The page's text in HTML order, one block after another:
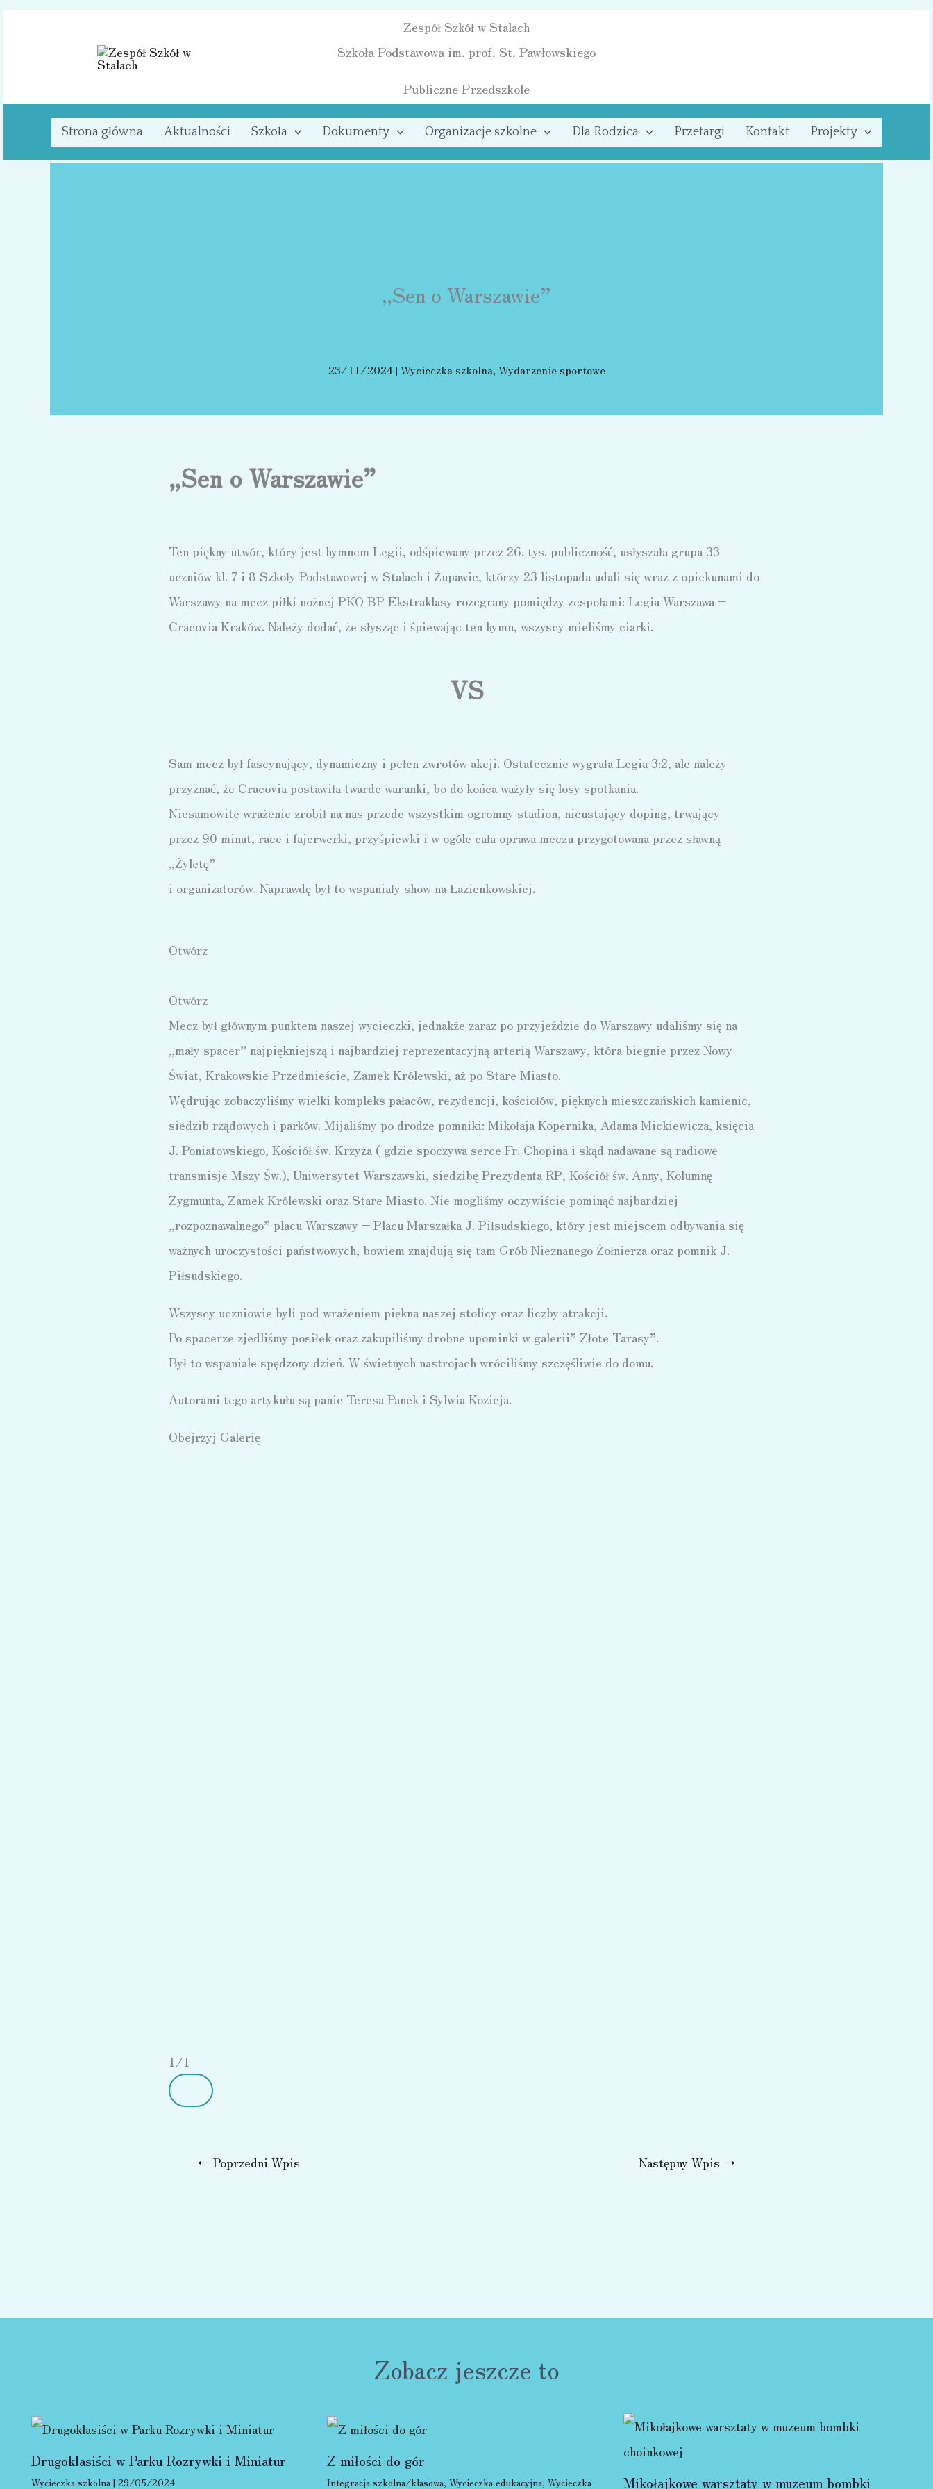
Zespół Szkół w Stalach
Szkoła Podstawowa im. prof. St. Pawłowskiego
Publiczne Przedszkole
Strona główna Aktualności Szkoła Dokumenty Organizacje szkolne Dla Rodzica Przetargi Kontakt Projekty
„Sen o Warszawie”
23/11/2024 | Wycieczka szkolna,Wydarzenie sportowe
„Sen o Warszawie”
Ten piękny utwór, który jest hymnem Legii, odśpiewany przez 26. tys. publiczność, usłyszała grupa 33
uczniów kl. 7 i 8 Szkoły Podstawowej w Stalach i Żupawie, którzy 23 listopada udali się wraz z opiekunami do
Warszawy na mecz piłki nożnej PKO BP Ekstraklasy rozegrany pomiędzy zespołami: Legia Warszawa –
Cracovia Kraków. Należy dodać, że słysząc i śpiewając ten hymn, wszyscy mieliśmy ciarki.
VS
Sam mecz był fascynujący, dynamiczny i pełen zwrotów akcji. Ostatecznie wygrała Legia 3:2, ale należy
przyznać, że Cracovia postawiła twarde warunki, bo do końca ważyły się losy spotkania.
Niesamowite wrażenie zrobił na nas przede wszystkim ogromny stadion, nieustający doping, trwający
przez 90 minut, race i fajerwerki, przyśpiewki i w ogóle cała oprawa meczu przygotowana przez sławną
„Żyletę”
i organizatorów. Naprawdę był to wspaniały show na Łazienkowskiej.
Otwórz
Otwórz
Mecz był głównym punktem naszej wycieczki, jednakże zaraz po przyjeździe do Warszawy udaliśmy się na
„mały spacer” najpiękniejszą i najbardziej reprezentacyjną arterią Warszawy, która biegnie przez Nowy
Świat, Krakowskie Przedmieście, Zamek Królewski, aż po Stare Miasto.
Wędrując zobaczyliśmy wielki kompleks pałaców, rezydencji, kościołów, pięknych mieszczańskich kamienic,
siedzib rządowych i parków. Mijaliśmy po drodze pomniki: Mikołaja Kopernika, Adama Mickiewicza, księcia
J. Poniatowskiego, Kościół św. Krzyża ( gdzie spoczywa serce Fr. Chopina i skąd nadawane są radiowe
transmisje Mszy Św.), Uniwersytet Warszawski, siedzibę Prezydenta RP, Kościół św. Anny, Kolumnę
Zygmunta, Zamek Królewski oraz Stare Miasto. Nie mogliśmy oczywiście pominąć najbardziej
„rozpoznawalnego” placu Warszawy – Placu Marszałka J. Piłsudskiego, który jest miejscem odbywania się
ważnych uroczystości państwowych, bowiem znajdują się tam Grób Nieznanego Żołnierza oraz pomnik J.
Piłsudskiego.
Wszyscy uczniowie byli pod wrażeniem piękna naszej stolicy oraz liczby atrakcji.
Po spacerze zjedliśmy posiłek oraz zakupiliśmy drobne upominki w galerii” Złote Tarasy”.
Był to wspaniale spędzony dzień. W świetnych nastrojach wróciliśmy szczęśliwie do domu.
Autorami tego artykułu są panie Teresa Panek i Sylwia Kozieja.
Obejrzyj Galerię
1/1
← Poprzedni Wpis Następny Wpis →
Zobacz jeszcze to
Drugoklasiści w Parku Rozrywki i Miniatur
Wycieczka szkolna | 29/05/2024
Z miłości do gór
Integracja szkolna/klasowa,Wycieczka edukacyjna,Wycieczka Mikołajkowe warsztaty w muzeum bombki